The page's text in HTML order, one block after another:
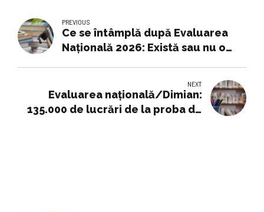
PREVIOUS
Ce se întâmplă după Evaluarea
Națională 2026: Există sau nu o
NEXT
Evaluarea națională/Dimian:
135.000 de lucrări de la proba de